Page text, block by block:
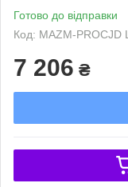
Готово до відправки
Код: MAZM-PROCJD L
7 206 ₴